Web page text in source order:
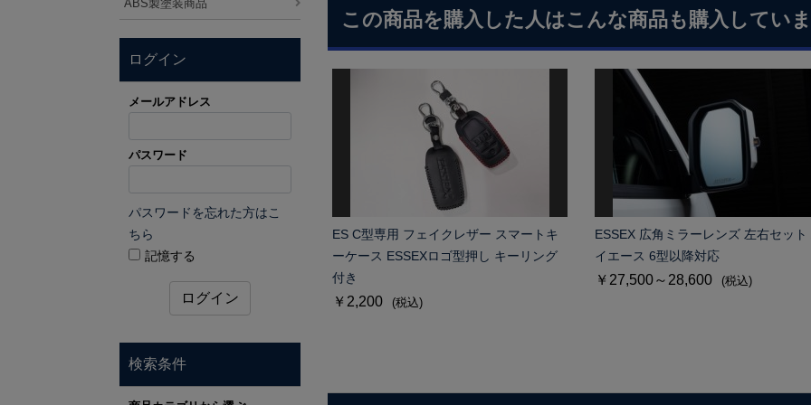
この商品を購入した人はこんな商品も購入してい
ES C型専用 フェイクレザー スマートキ
ーケース ESSEXロゴ型押し キーリング
付き
￥2,200 (税込)
ESSEX 広角ミラーレンズ 左右セット
イエース 6型以降対応
￥27,500～28,600 (税込)
ABS製塗装商品
ログイン
メールアドレス
パスワード
パスワードを忘れた方はこ
ちら
記憶する
ログイン
検索条件